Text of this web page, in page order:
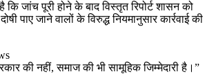
कि जांच पूरी होने के बाद विस्तृत रिपोर्ट शासन को
पाए जाने वालों के विरुद्ध नियमानुसार कार्रवाई की
की नहीं, समाज की भी सामूहिक जिम्मेदारी है।”